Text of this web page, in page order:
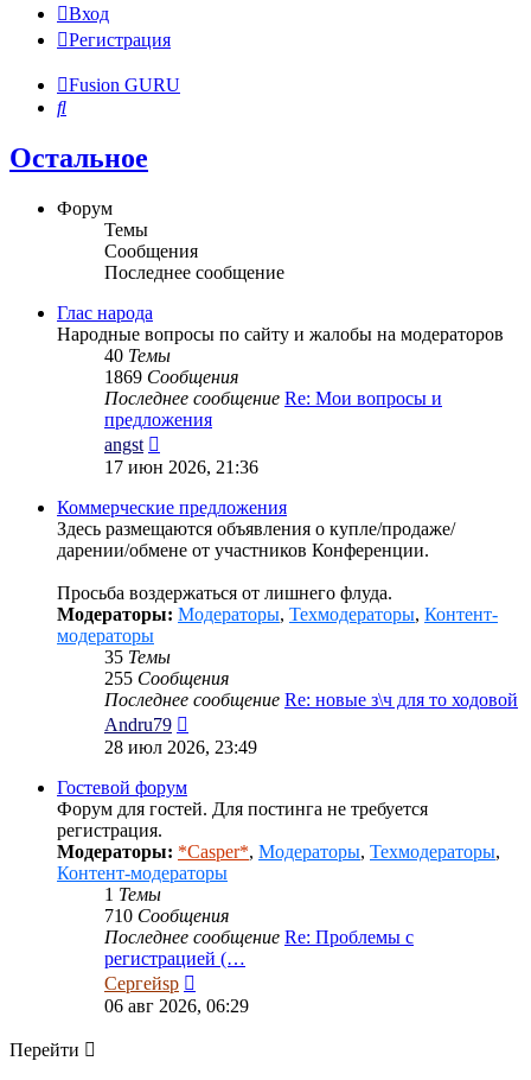
Вход
Регистрация
Fusion GURU
Поиск
Остальное
Форум
Темы
Сообщения
Последнее сообщение
Глас народа
Народные вопросы по сайту и жалобы на модераторов
40 Темы
1869 Сообщения
Последнее сообщение Re: Мои вопросы и
предложения
angst
к
последнему
сообщению
17 июн 2026, 21:36
Коммерческие предложения
Здесь размещаются объявления о купле/продаже/
дарении/обмене от участников Конференции.
Просьба воздержаться от лишнего флуда.
Модераторы: Модераторы, Техмодераторы, Контент-
модераторы
35 Темы
255 Сообщения
Последнее сообщение Re: новые з\ч для то ходовой
Andru79
к
последнему
28 июл 2026, 23:49
Гостевой форум
Форум для гостей. Для постинга не требуется
регистрация.
Модераторы: *Casper*, Модераторы, Техмодераторы,
Контент-модераторы
1 Темы
710 Сообщения
Последнее сообщение Re: Проблемы с
регистрацией (…
Сергейsp
к
последнему
06 авг 2026, 06:29
Перейти